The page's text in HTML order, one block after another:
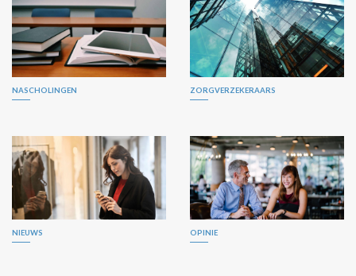
NASCHOLINGEN ZORGVERZEKERAARS
NIEUWS OPINIE